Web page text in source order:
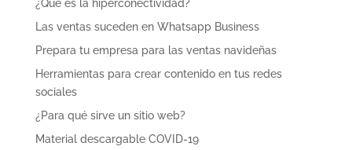
¿Qué es la hiperconectividad?
Las ventas suceden en Whatsapp Business
Prepara tu empresa para las ventas navideñas
Herramientas para crear contenido en tus redes
sociales
¿Para qué sirve un sitio web?
Material descargable COVID-19